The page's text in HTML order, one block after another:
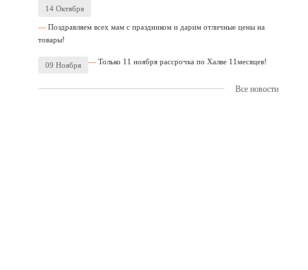
14 Октября
Поздравляем всех мам с праздником и дарим отличные цены на
товары!
09 Ноября Только 11 ноября рассрочка по Халве 11месяцев!
Все новости